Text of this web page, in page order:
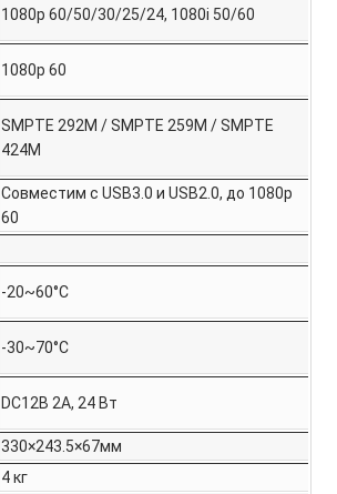
1080p 60/50/30/25/24, 1080i 50/60
1080p 60
SMPTE 292M / SMPTE 259M / SMPTE
424M
Совместим с USB3.0 и USB2.0, до 1080p
60
-20~60°С
-30~70°С
DC12В 2А, 24 Вт
330×243.5×67мм
4 кг